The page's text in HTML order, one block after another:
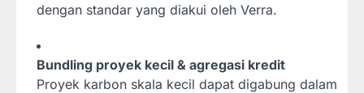
dengan standar yang diakui oleh Verra.
Bundling proyek kecil & agregasi kredit
Proyek karbon skala kecil dapat digabung dalam